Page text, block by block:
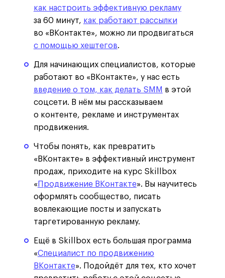
как настроить эффективную рекламу
за 60 минут, как работают рассылки
во «ВКонтакте», можно ли продвигаться
с помощью хештегов.
Для начинающих специалистов, которые
работают во «ВКонтакте», у нас есть
введение о том, как делать SMM в этой
соцсети. В нём мы рассказываем
о контенте, рекламе и инструментах
продвижения.
Чтобы понять, как превратить
«ВКонтакте» в эффективный инструмент
продаж, приходите на курс Skillbox
« Продвижение ВКонтакте». Вы научитесь
оформлять сообщество, писать
вовлекающие посты и запускать
таргетированную рекламу.
Ещё в Skillbox есть большая программа
«Специалист по продвижению
ВКонтакте». Подойдёт для тех, кто хочет